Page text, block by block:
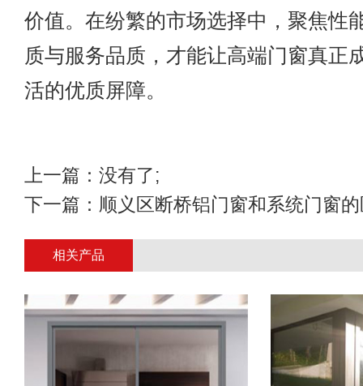
价值。在纷繁的市场选择中，聚焦性
质与服务品质，才能让高端门窗真正
活的优质屏障。
上一篇：没有了;
下一篇： 顺义区断桥铝门窗和系统门窗
相关产品